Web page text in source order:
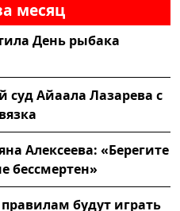
месяц
День рыбака
Айаала Лазарева с
Алексеева: «Берегите
бессмертен»
будут играть